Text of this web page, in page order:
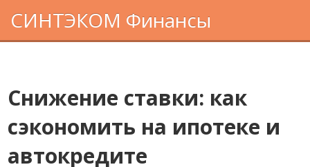
СИНТЭКОМ Финансы
Снижение ставки: как
сэкономить на ипотеке и
автокредите